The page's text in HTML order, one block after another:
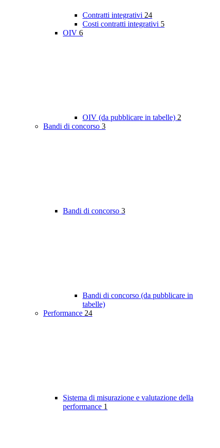
Contratti integrativi 24
Costi contratti integrativi 5
OIV 6
OIV (da pubblicare in tabelle) 2
Bandi di concorso 3
Bandi di concorso 3
Bandi di concorso (da pubblicare in
tabelle)
Performance 24
Sistema di misurazione e valutazione della
performance 1